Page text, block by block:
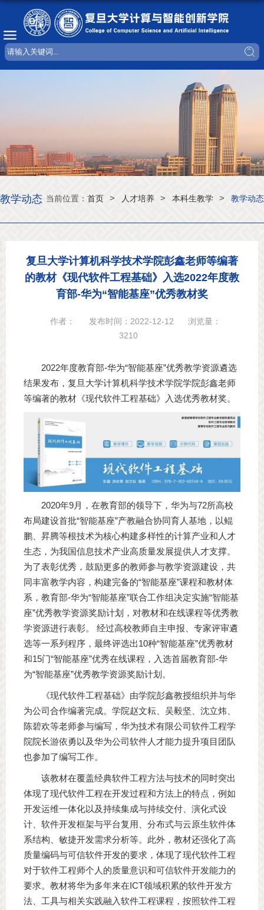
当前位置： 首页 > 人才培养 > 本科生教学 > 教学动态
教学动态
复旦大学计算机科学技术学院彭鑫老师等编著
的教材《现代软件工程基础》入选2022年度教
育部-华为“智能基座”优秀教材奖
作者： 发布时间：2022-12-12
浏览量：
3210
2022年度教育部-华为“智能基座”优秀教学资源遴选
结果发布，复旦大学计算机科学技术学院学院彭鑫老师
等编著的教材《现代软件工程基础》入选优秀教材奖。
2020年9月，在教育部的领导下，华为与72所高校
布局建设首批“智能基座”产教融合协同育人基地，以鲲
鹏、昇腾等根技术为核心构建多样性的计算产业和人才
生态，为我国信息技术产业高质量发展提供人才支撑。
为了表彰优秀，鼓励更多的教师参与教学资源建设，共
同丰富教学内容，构建完备的“智能基座”课程和教材体
系，教育部-华为“智能基座”联合工作组决定实施“智能基
座”优秀教学资源奖励计划，对教材和在线课程等优秀教
学资源进行表彰。 经过高校教师自主申报、专家评审遴
选等一系列程序，最终评选出10种“智能基座”优秀教材
和15门“智能基座”优秀在线课程，入选首届教育部-华
为“智能基座”优秀教学资源奖励计划。
《现代软件工程基础》由学院彭鑫教授组织并与华
为公司合作编著完成。学院赵文耘、吴毅坚、沈立炜、
陈碧欢等老师参与编写，华为技术有限公司软件工程学
院院长游依勇以及华为公司软件人才能力提升项目团队
也参加了编写工作。
该教材在覆盖经典软件工程方法与技术的同时突出
体现了现代软件工程在开发过程和方法上的特点，例如
开发运维一体化以及持续集成与持续交付、演化式设
计、软件开发框架与平台复用、分布式与云原生软件体
系结构、敏捷开发需求分析等。此外，教材还强化了高
质量编码与可信软件开发的要求，体现了现代软件工程
对于软件工程师个人的质量意识和可信软件开发能力的
要求。教材将华为多年来在ICT领域积累的软件开发方
法、工具与相关实践融入软件工程课程，按照软件工程